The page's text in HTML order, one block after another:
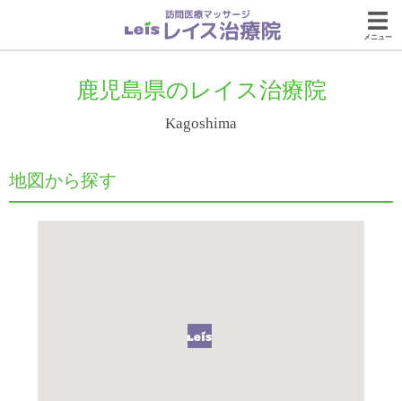
メニュー
鹿児島県のレイス治療院
Kagoshima
地図から探す